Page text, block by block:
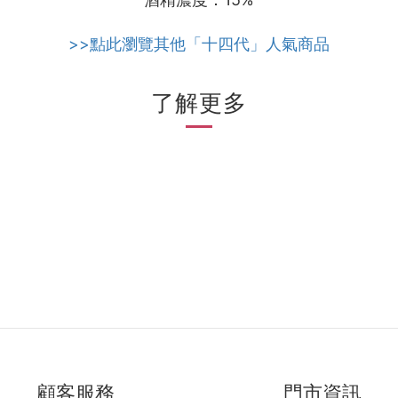
>>點此瀏覽其他「十四代」人氣商品
了解更多
顧客服務 門市資訊